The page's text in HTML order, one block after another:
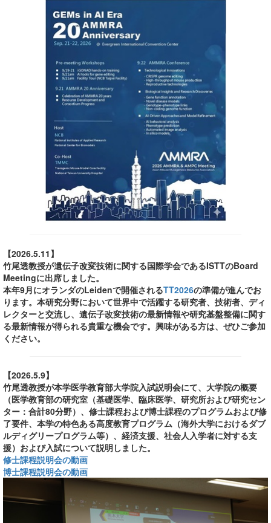
【2026.5.11】
竹尾透教授が遺伝子改変技術に関する国際学会であるISTTのBoard
Meetingに出席しました。
本年9月にオランダのLeidenで開催されるTT2026の準備が進んでお
ります。本研究分野において世界中で活躍する研究者、技術者、ディ
レクターと交流し、遺伝子改変技術の最新情報や研究基盤整備に関す
る最新情報が得られる貴重な機会です。興味がある方は、ぜひご参加
ください。
【2026.5.9】
竹尾透教授が本学医学教育部大学院入試説明会にて、大学院の概要
（医学教育部の研究室（基礎医学、臨床医学、研究所および研究セン
ター：合計80分野）、修士課程および博士課程のプログラムおよび修
了要件、本学の特色ある高度教育プログラム（海外大学におけるダブ
ルディグリープログラム等）、経済支援、社会人入学者に対する支
援）および入試について説明しました。
修士課程説明会の動画
博士課程説明会の動画